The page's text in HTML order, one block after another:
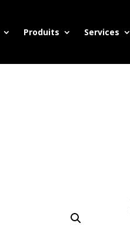
Produits Services